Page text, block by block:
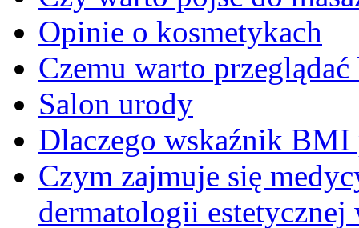
Opinie o kosmetykach
Czemu warto
Salon urody
Dlaczego wskaźnik BMI
Czym zajmuje się
dermatologii estetycznej